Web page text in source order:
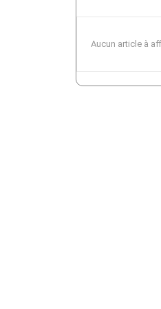
Aucun article à